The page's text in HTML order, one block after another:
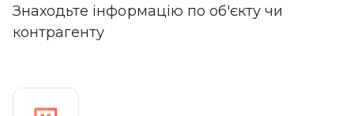
Знаходьте інформацію по об'єкту чи
контрагенту